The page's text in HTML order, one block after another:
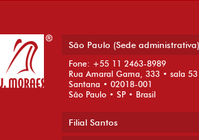
São Paulo (Sede administrativa)
Fone: +55 11 2463-8989
Rua Amaral Gama, 333 • sala 53
Santana • 02018-001
São Paulo • SP • Brasil
Filial Santos